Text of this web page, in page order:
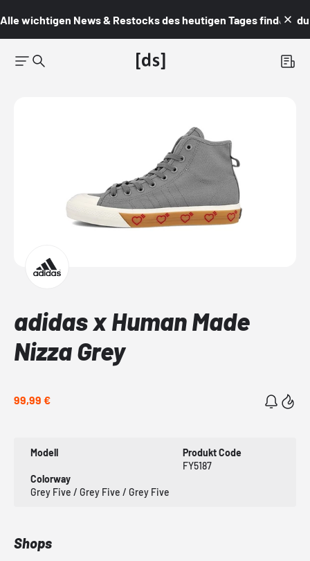
Alle wichtigen News & Restocks des heutigen Tages findest du
adidas x Human Made
Nizza Grey
99,99 €
Modell
Produkt Code
FY5187
Colorway
Grey Five / Grey Five / Grey Five
Shops